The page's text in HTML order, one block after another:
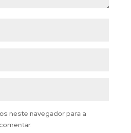
neste navegador para a